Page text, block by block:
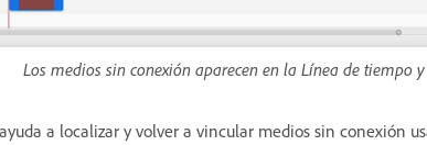
Los medios sin conexión aparecen en la Línea de tiempo
a localizar y volver a vincular medios sin conexión